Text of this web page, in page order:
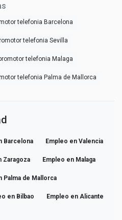
telefonia Barcelona
telefonia Sevilla
telefonia Malaga
telefonia Palma de Mallorca
Barcelona Empleo en Valencia
Zaragoza Empleo en Malaga
Palma de Mallorca
en Bilbao Empleo en Alicante